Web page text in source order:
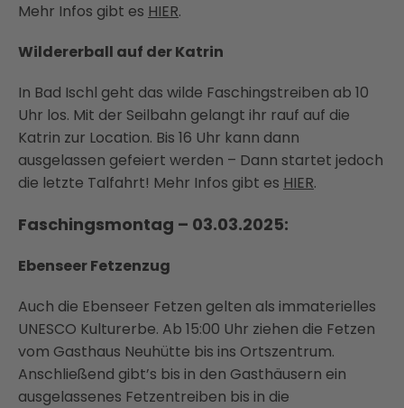
Mehr Infos gibt es HIER.
Wildererball auf der Katrin
In Bad Ischl geht das wilde Faschingstreiben ab 10
Uhr los. Mit der Seilbahn gelangt ihr rauf auf die
Katrin zur Location. Bis 16 Uhr kann dann
ausgelassen gefeiert werden – Dann startet jedoch
die letzte Talfahrt! Mehr Infos gibt es HIER.
Faschingsmontag – 03.03.2025:
Ebenseer Fetzenzug
Auch die Ebenseer Fetzen gelten als immaterielles
UNESCO Kulturerbe. Ab 15:00 Uhr ziehen die Fetzen
vom Gasthaus Neuhütte bis ins Ortszentrum.
Anschließend gibt’s bis in den Gasthäusern ein
ausgelassenes Fetzentreiben bis in die